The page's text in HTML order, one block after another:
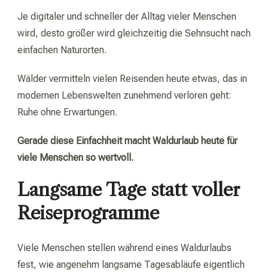
Je digitaler und schneller der Alltag vieler Menschen
wird, desto größer wird gleichzeitig die Sehnsucht nach
einfachen Naturorten.
Wälder vermitteln vielen Reisenden heute etwas, das in
modernen Lebenswelten zunehmend verloren geht:
Ruhe ohne Erwartungen.
Gerade diese Einfachheit macht Waldurlaub heute für
viele Menschen so wertvoll.
Langsame Tage statt voller
Reiseprogramme
Viele Menschen stellen während eines Waldurlaubs
fest, wie angenehm langsame Tagesabläufe eigentlich